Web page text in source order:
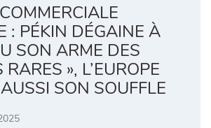
: PÉKIN DÉGAINE À
SON ARME DES
RARES », L’EUROPE
SON SOUFFLE